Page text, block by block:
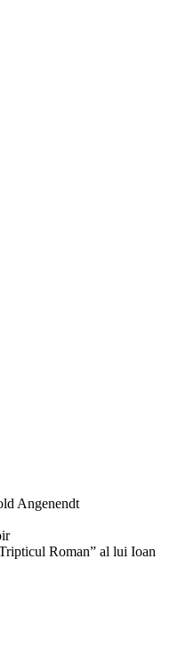
Angenendt
Roman” al lui Ioan